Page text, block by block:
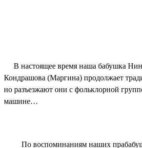
В настоящее время наша бабушка
Кондрашова (Маргина) продолжает
но разъезжают они с фольклорной
машине…
По воспоминаниям наших